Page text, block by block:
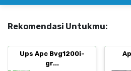
Rekomendasi Untukmu:
Ups Apc Bvg1200i-
gr...